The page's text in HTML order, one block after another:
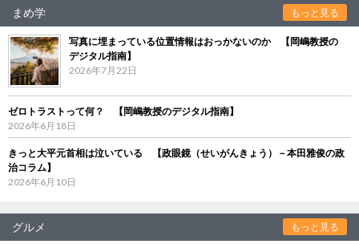
まめ学 もっと見る
写真に埋まっている位置情報はおっかないのか 【岡嶋教授の
デジタル指南】
2026年7月22日
ゼロトラストって何？ 【岡嶋教授のデジタル指南】
2026年6月18日
きっと大平元首相は泣いている 【政眼鏡（せいがんきょう）－本田雅俊の政
治コラム】
2026年6月10日
グルメ もっと見る